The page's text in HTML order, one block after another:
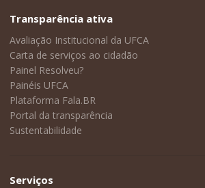
Transparência ativa
Avaliação Institucional da UFCA
Carta de serviços ao cidadão
Painel Resolveu?
Painéis UFCA
Plataforma Fala.BR
Portal da transparência
Sustentabilidade
Serviços